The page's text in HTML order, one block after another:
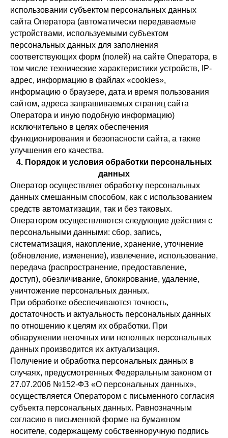
использовании субъектом персональных данных
сайта Оператора (автоматически передаваемые
устройствами, используемыми субъектом
персональных данных для заполнения
соответствующих форм (полей) на сайте Оператора, в
том числе технические характеристики устройств, IP-
адрес, информацию в файлах «cookies»,
информацию о браузере, дата и время пользования
сайтом, адреса запрашиваемых страниц сайта
Оператора и иную подобную информацию)
исключительно в целях обеспечения
функционирования и безопасности сайта, а также
улучшения его качества.
4. Порядок и условия обработки персональных
данных
Оператор осуществляет обработку персональных
данных смешанным способом, как с использованием
средств автоматизации, так и без таковых.
Оператором осуществляются следующие действия с
персональными данными: сбор, запись,
систематизация, накопление, хранение, уточнение
(обновление, изменение), извлечение, использование,
передача (распространение, предоставление,
доступ), обезличивание, блокирование, удаление,
уничтожение персональных данных.
При обработке обеспечиваются точность,
достаточность и актуальность персональных данных
по отношению к целям их обработки. При
обнаружении неточных или неполных персональных
данных производится их актуализация.
Получение и обработка персональных данных в
случаях, предусмотренных Федеральным законом от
27.07.2006 №152-ФЗ «О персональных данных»,
осуществляется Оператором с письменного согласия
субъекта персональных данных. Равнозначным
согласию в письменной форме на бумажном
носителе, содержащему собственноручную подпись